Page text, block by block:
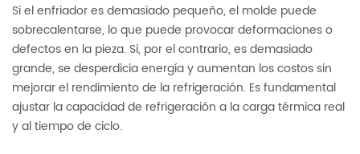
Si el enfriador es demasiado pequeño, el molde puede
sobrecalentarse, lo que puede provocar deformaciones o
defectos en la pieza. Si, por el contrario, es demasiado
grande, se desperdicia energía y aumentan los costos sin
mejorar el rendimiento de la refrigeración. Es fundamental
ajustar la capacidad de refrigeración a la carga térmica real
y al tiempo de ciclo.